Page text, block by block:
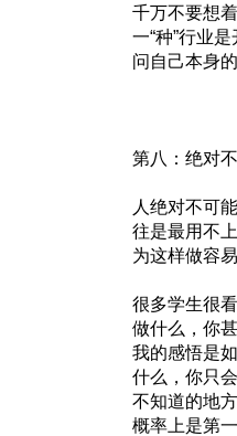
千万不要想
一“种”行业
问自己本身
第八：绝对
人绝对不可
往是最用不
为这样做容
很多学生很
做什么，你
我的感悟是
什么，你只
不知道的地
概率上是第